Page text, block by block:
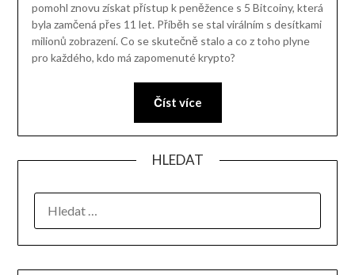
pomohl znovu získat přístup k peněžence s 5 Bitcoiny, která
byla zamčená přes 11 let. Příběh se stal virálním s desítkami
milionů zobrazení. Co se skutečně stalo a co z toho plyne
pro každého, kdo má zapomenuté krypto?
Číst více
HLEDAT